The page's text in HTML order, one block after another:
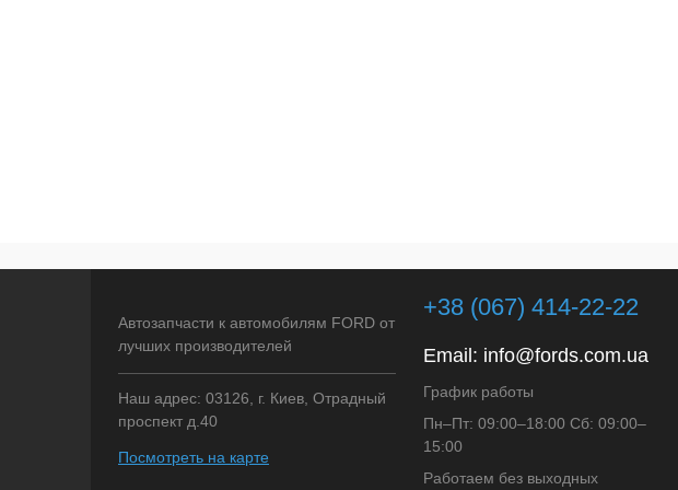
Автозапчасти к автомобилям FORD от
лучших производителей
Наш адрес: 03126, г. Киев, Отрадный
проспект д.40
Посмотреть на карте
+38 (067) 414-22-22
Email: info@fords.com.ua
График работы
Пн–Пт: 09:00–18:00 Сб: 09:00–
15:00
Работаем без выходных